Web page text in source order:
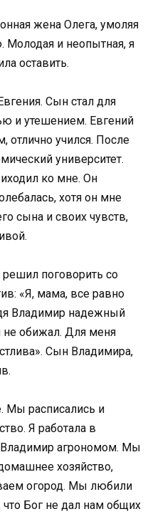
жена Олега, умоляя
и неопытная, я
оставить.
Сын стал для
и утешением. Евгений
учился. После
университет.
ко мне. Он
хотя он мне
сына и своих чувств,
поговорить со
«Я, мама, все равно
Владимир надежный
не обижал. Для меня
Сын Владимира,
Мы расписались и
Я работала в
Владимир агрономом. Мы
хозяйство,
огород. Мы любили
что Бог не дал нам общих